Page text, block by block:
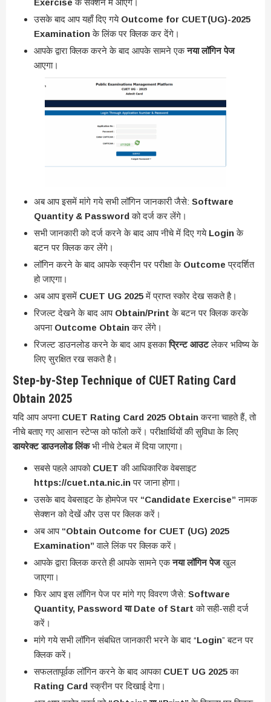
Exercise के सेक्शन में आएंगे।
उसके बाद आप यहाँ दिए गये Outcome for CUET(UG)-2025
Examinationके लिंक पर क्लिक कर देंगे।
आपके द्वारा क्लिक करने के बाद आपके सामने एकनया लॉगिन पेज
आएगा।
अब आप इसमें मांगे गये सभी लॉगिन जानकारी जैसे: Software
Quantity & Passwordको दर्ज कर लेंगे।
सभी जानकारी को दर्ज करने के बाद आप नीचे में दिए गये Loginके
बटन पर क्लिक कर लेंगे।
लॉगिन करने के बाद आपके स्क्रीन पर परीक्षा के Outcome प्रदर्शित
हो जाएगा।
अब आप इसमें CUET UG 2025में प्राप्त स्कोर देख सकते है।
रिजल्ट देखने के बाद आपObtain/Print के बटन पर क्लिक करके
अपना Outcome Obtainकर लेंगे।
रिजल्ट डाउनलोड करने के बाद आप इसकाप्रिन्ट आउटलेकर भविष्य के
लिए सुरक्षित रख सकते है।
Step-by-Step Technique of CUET Rating Card
Obtain 2025
यदि आप अपना CUET Rating Card 2025 Obtainकरना चाहते हैं, तो
नीचे बताए गए आसान स्टेप्स को फॉलो करें। परीक्षार्थियों की सुविधा के लिए
डायरेक्ट डाउनलोड लिंकभी नीचे टेबल में दिया जाएगा।
सबसे पहले आपको CUET की आधिकारिक वेबसाइट
https://cuet.nta.nic.inपर जाना होगा।
उसके बाद वेबसाइट के होमपेज पर “Candidate Exercise”नामक
सेक्शन को देखें और उस पर क्लिक करें।
अब आप“Obtain Outcome for CUET (UG) 2025
Examination”वाले लिंक पर क्लिक करें।
आपके द्वारा क्लिक करते ही आपके सामने एकनया लॉगिन पेजखुल
जाएगा।
फिर आप इस लॉगिन पेज पर मांगे गए विवरण जैसे: Software
Quantity, Password या Date of Start को सही-सही दर्ज
करें।
मांगे गये सभी लॉगिन संबधित जानकारी भरने के बाद “Login” बटन पर
क्लिक करें।
सफलतापूर्वक लॉगिन करने के बाद आपका CUET UG 2025का
Rating Cardस्क्रीन पर दिखाई देगा।